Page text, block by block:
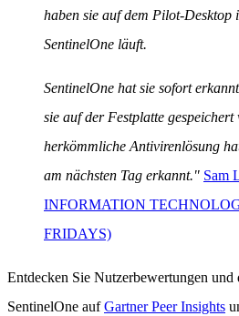
haben sie auf dem Pilot-Desktop
SentinelOne läuft.
SentinelOne hat sie sofort
sie auf der Festplatte
herkömmliche Antivirenlösung
am nächsten Tag erkannt." Sam
INFORMATION
FRIDAYS)
Entdecken Sie Nutzerbewertungen
SentinelOne aufGartner Peer Insights